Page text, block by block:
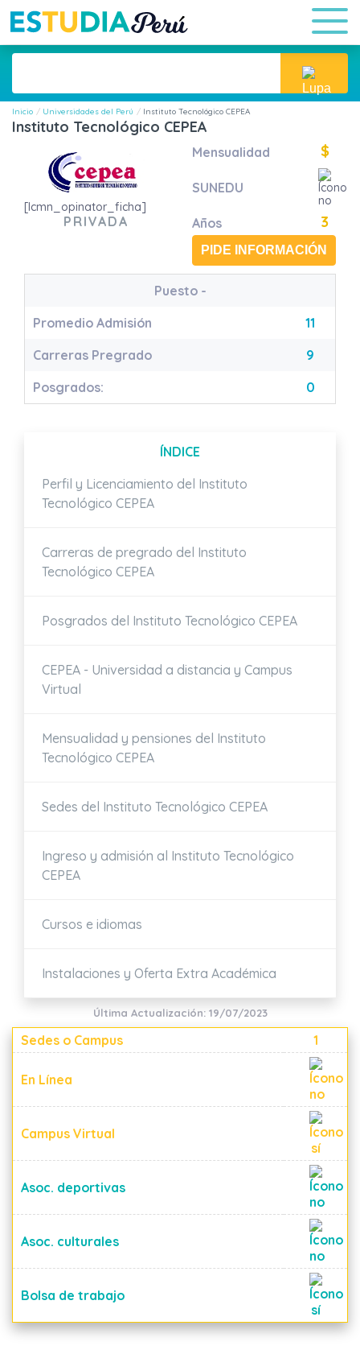
Inicio Universidades del Perú Instituto Tecnológico CEPEA
Instituto Tecnológico CEPEA
[lcmn_opinator_ficha]
PRIVADA
Mensualidad $
SUNEDU
Años 3
PIDE INFORMACIÓN
Puesto -
Promedio Admisión
11
Carreras Pregrado
9
Posgrados:
0
ÍNDICE
Perfil y Licenciamiento del Instituto
Tecnológico CEPEA
Carreras de pregrado del Instituto
Tecnológico CEPEA
Posgrados del Instituto Tecnológico CEPEA
CEPEA - Universidad a distancia y Campus
Virtual
Mensualidad y pensiones del Instituto
Tecnológico CEPEA
Sedes del Instituto Tecnológico CEPEA
Ingreso y admisión al Instituto Tecnológico
CEPEA
Cursos e idiomas
Instalaciones y Oferta Extra Académica
Última Actualización: 19/07/2023
Sedes o Campus 1
En Línea
Campus Virtual
Asoc. deportivas
Asoc. culturales
Bolsa de trabajo